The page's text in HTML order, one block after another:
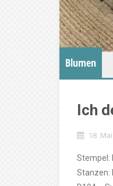
Blumen
Ich
18.
Stempel:
Stanzen: